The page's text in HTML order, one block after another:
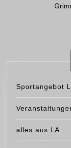
Sportangebot
alles aus LA